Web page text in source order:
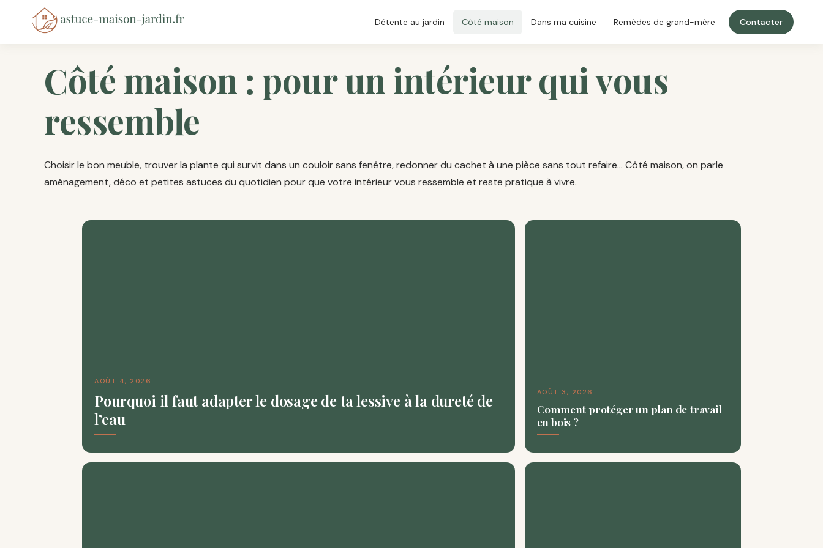
Détente au jardin Côté maison Dans ma cuisine Remèdes de grand-mère Contacter
Côté maison : pour un intérieur qui vous
ressemble
Choisir le bon meuble, trouver la plante qui survit dans un couloir sans fenêtre, redonner du cachet à une pièce sans tout refaire… Côté maison, on parle
aménagement, déco et petites astuces du quotidien pour que votre intérieur vous ressemble et reste pratique à vivre.
AOÛT 4, 2026
Pourquoi il faut adapter le dosage de ta lessive à la dureté de
l’eau
AOÛT 3, 2026
Comment protéger un plan de travail
en bois ?